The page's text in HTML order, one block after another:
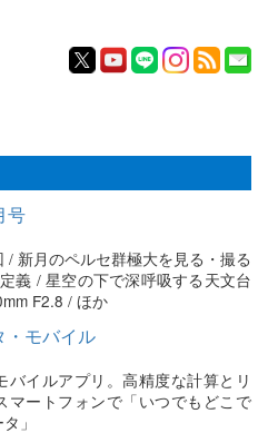
号
/ 新月のペルセ群極大を見る・撮る
義 / 星空の下で深呼吸する天文台
F2.8 / ほか
・モバイル
バイルアプリ。高精度な計算とリ
マートフォンで「いつでもどこで
」